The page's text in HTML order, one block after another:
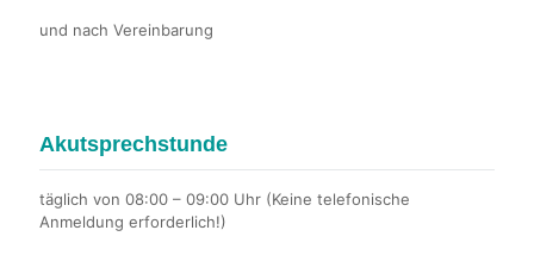
und nach Vereinbarung
Akutsprechstunde
täglich von 08:00 – 09:00 Uhr (Keine telefonische
Anmeldung erforderlich!)